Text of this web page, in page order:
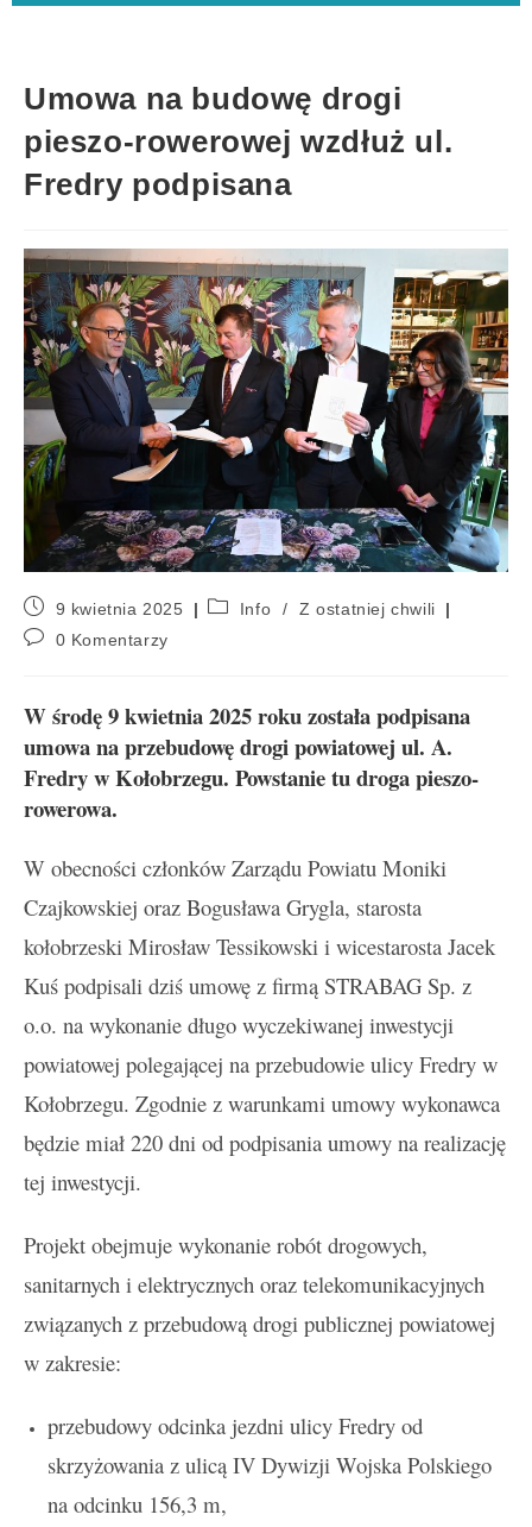
Umowa na budowę drogi
pieszo-rowerowej wzdłuż ul.
Fredry podpisana
9 kwietnia 2025 Info /
Z ostatniej chwili
0 Komentarzy
W środę 9 kwietnia 2025 roku została podpisana
umowa na przebudowę drogi powiatowej ul. A.
Fredry w Kołobrzegu. Powstanie tu droga pieszo-
rowerowa.
W obecności członków Zarządu Powiatu Moniki
Czajkowskiej oraz Bogusława Grygla, starosta
kołobrzeski Mirosław Tessikowski i wicestarosta Jacek
Kuś podpisali dziś umowę z firmą STRABAG Sp. z
o.o. na wykonanie długo wyczekiwanej inwestycji
powiatowej polegającej na przebudowie ulicy Fredry w
Kołobrzegu. Zgodnie z warunkami umowy wykonawca
będzie miał 220 dni od podpisania umowy na realizację
tej inwestycji.
Projekt obejmuje wykonanie robót drogowych,
sanitarnych i elektrycznych oraz telekomunikacyjnych
związanych z przebudową drogi publicznej powiatowej
w zakresie:
przebudowy odcinka jezdni ulicy Fredry od
skrzyżowania z ulicą IV Dywizji Wojska Polskiego
na odcinku 156,3 m,